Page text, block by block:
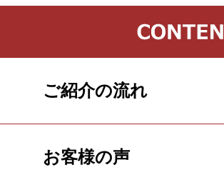
ご紹介の流れ
お客様の声